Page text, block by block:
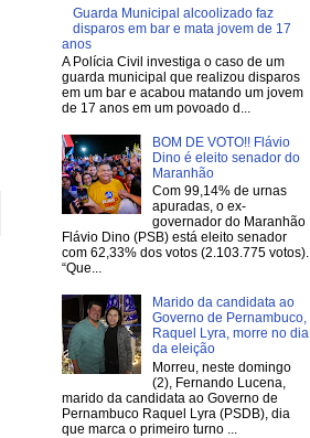
Guarda Municipal alcoolizado faz
disparos em bar e mata jovem de 17
anos
A Polícia Civil investiga o caso de um
guarda municipal que realizou disparos
em um bar e acabou matando um jovem
de 17 anos em um povoado d...
BOM DE VOTO!! Flávio
Dino é eleito senador do
Maranhão
Com 99,14% de urnas
apuradas, o ex-
governador do Maranhão
Flávio Dino (PSB) está eleito senador
com 62,33% dos votos (2.103.775 votos).
“Que...
Marido da candidata ao
Governo de Pernambuco,
Raquel Lyra, morre no dia
da eleição
Morreu, neste domingo
(2), Fernando Lucena,
marido da candidata ao Governo de
Pernambuco Raquel Lyra (PSDB), dia
que marca o primeiro turno ...